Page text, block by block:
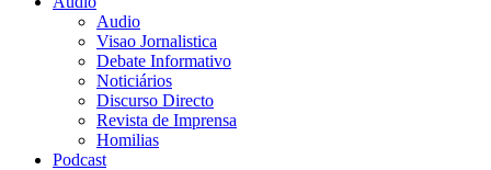
Audio
Visao Jornalistica
Debate Informativo
Noticiários
Discurso Directo
Revista de Imprensa
Homilias
Podcast